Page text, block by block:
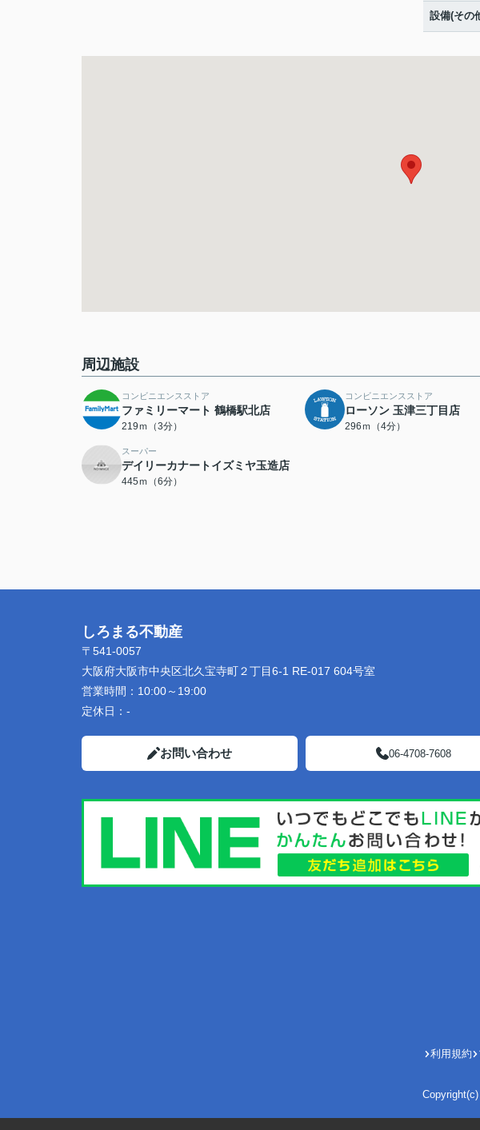
設備(その
周辺施設
コンビニエンスストア
ファミリーマート 鶴橋駅北店
219ｍ（3分）
コンビニエンスストア
ローソン 玉津三丁目店
296ｍ（4分）
スーパー
デイリーカナートイズミヤ玉造店
445ｍ（6分）
しろまる不動産
〒541-0057
大阪府大阪市中央区北久宝寺町２丁目6-1 RE-017 604号室
営業時間： 10:00～19:00
定休日： -
お問い合わせ 06-4708-7608
利用規約